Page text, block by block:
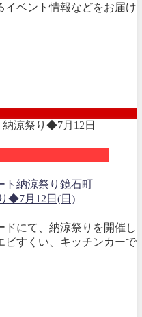
イベント情報などをお届け
ト 納涼祭り 鏡石町
◆7月12日(日)
にて、納涼祭りを開催し
ビすくい、キッチンカーで